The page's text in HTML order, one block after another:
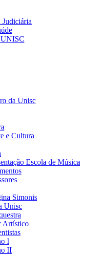
Judiciária
da Unisc
e Cultura
Escola de Música
Simonis
Unisc
Artístico
I
II